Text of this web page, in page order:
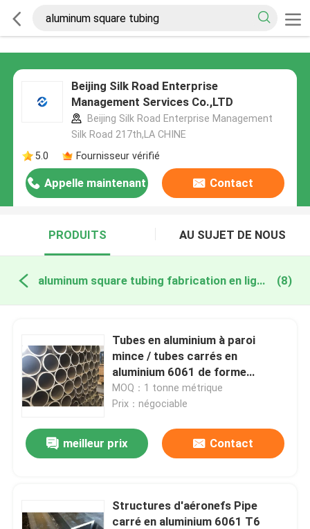
Beijing Silk Road Enterprise
Management Services Co.,LTD
Beijing Silk Road Enterprise Management
Silk Road 217th,LA CHINE
5.0
Fournisseur vérifié
Appelle maintenant Contact
PRODUITS AU SUJET DE NOUS
aluminum square tubing fabrication en ligne (8)
Tubes en aluminium à paroi
mince / tubes carrés en
aluminium 6061 de forme
personnalisée
MOQ：1 tonne métrique
Prix：négociable
meilleur prix Contact
Structures d'aéronefs Pipe
carré en aluminium 6061 T6